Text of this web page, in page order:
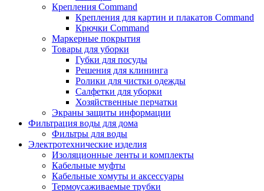
Крепления Command
Крепления для картин и плакатов Command
Крючки Command
Маркерные покрытия
Товары для уборки
Губки для посуды
Решения для клининга
Ролики для чистки одежды
Салфетки для уборки
Хозяйственные перчатки
Экраны защиты информации
Фильтрация воды для дома
Фильтры для воды
Электротехнические изделия
Изоляционные ленты и комплекты
Кабельные муфты
Кабельные хомуты и аксессуары
Термоусаживаемые трубки